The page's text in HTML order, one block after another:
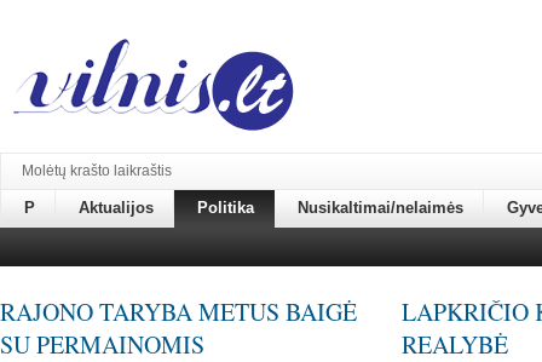
Molėtų krašto laikraštis
P Aktualijos Politika Nusikaltimai/nelaimės
RAJONO TARYBA METUS BAIGĖ
SU PERMAINOMIS
LAPKRIČIO
REALYBĖ